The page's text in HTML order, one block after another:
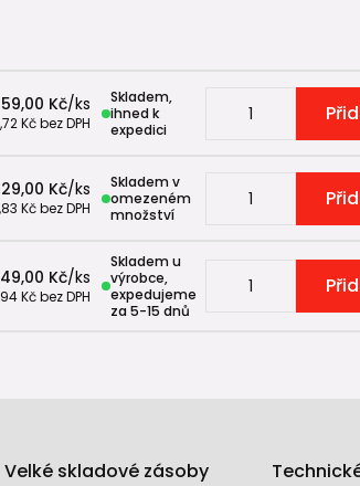
Kč/ks
Kčbez DPH
Skladem,
ihned k
expedici
Kč/ks
Kčbez DPH
Skladem v
omezeném
množství
Kč/ks
Kčbez DPH
Skladem u
výrobce,
expedujeme
za 5-15 dnů
Velké skladové zásoby